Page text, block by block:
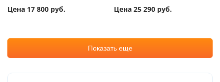
Цена 17 800 руб.
Цена 25 290 руб.
Показать еще